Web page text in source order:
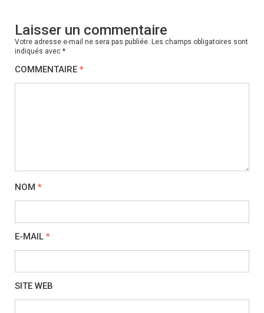
Laisser un commentaire
Votre adresse e-mail ne sera pas publiée. Les champs obligatoires sont
indiqués avec *
COMMENTAIRE *
NOM *
E-MAIL *
SITE WEB